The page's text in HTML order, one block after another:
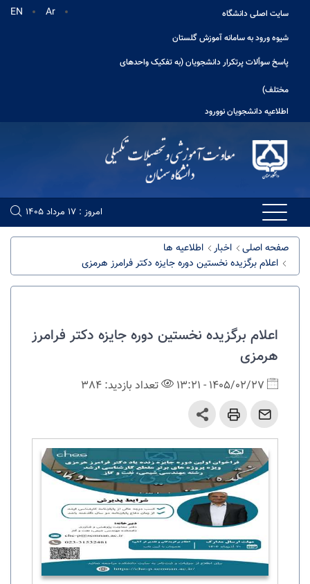
سایت اصلی دانشگاه
شیوه ورود به سامانه آموزش گلستان
پاسخ سوألات پرتکرار دانشجویان (به تفکیک واحدهای
مختلف)
اطلاعیه دانشجویان نوورود
EN Ar
امروز : 17 مرداد 1405
صفحه اصلی اخبار
اطلاعیه ها
اعلام برگزیده نخستین دوره جایزه دکتر فرامرز هرمزی
اعلام برگزیده نخستین دوره جایزه دکتر فرامرز
هرمزی
1405/02/27 - 13:21 تعداد بازدید: 384